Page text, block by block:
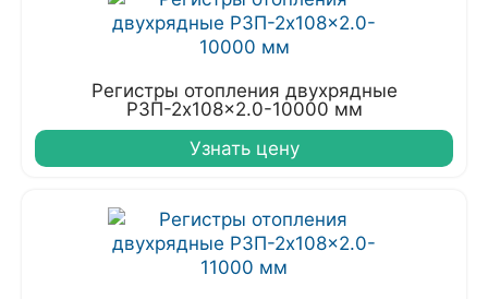
Регистры отопления двухрядные
РЗП-2x108x2.0-10000 мм
Узнать цену